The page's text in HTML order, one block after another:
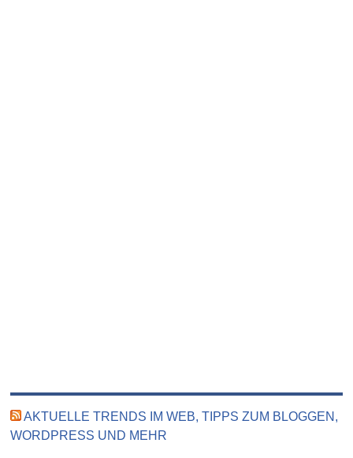
AKTUELLE TRENDS IM WEB, TIPPS ZUM BLOGGEN,
WORDPRESS UND MEHR